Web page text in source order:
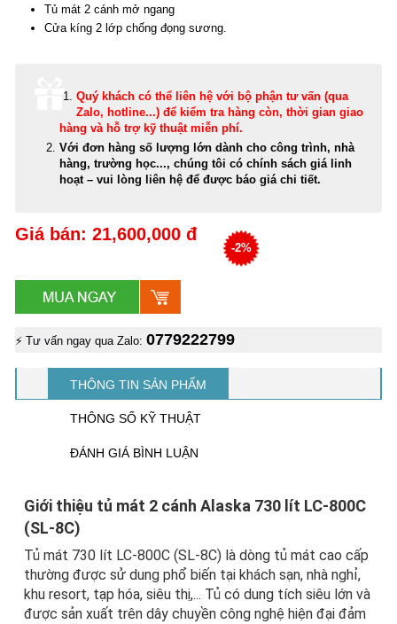
Tủ mát 2 cánh mở ngang
Cửa kíng 2 lớp chống đọng sương.
Quý khách có thể liên hệ với bộ phận tư vấn (qua
Zalo, hotline...) để kiểm tra hàng còn, thời gian giao
hàng và hỗ trợ kỹ thuật miễn phí.
Với đơn hàng số lượng lớn dành cho công trình, nhà
hàng, trường học..., chúng tôi có chính sách giá linh
hoạt – vui lòng liên hệ để được báo giá chi tiết.
Giá bán: 21,600,000 đ
-2%
⚡ Tư vấn ngay qua Zalo: 0779222799
THÔNG TIN SẢN PHẨM
THÔNG SỐ KỸ THUẬT
ĐÁNH GIÁ BÌNH LUẬN
Giới thiệu tủ mát 2 cánh Alaska 730 lít LC-800C
(SL-8C)
Tủ mát 730 lít LC-800C (SL-8C) là dòng tủ mát cao cấp
thường được sử dung phổ biến tại khách sạn, nhà nghỉ,
khu resort, tạp hóa, siêu thị,... Tủ có dung tích siêu lớn và
được sản xuất trên dây chuyền công nghệ hiện đại đảm